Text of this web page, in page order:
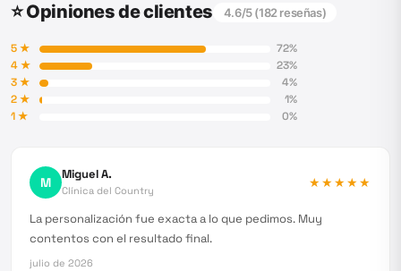
⭐ Opiniones de clientes 4.6/5 (182 reseñas)
5★ 72%
4★ 23%
3★ 4%
2★ 1%
1★ 0%
M Miguel A.
Clínica del Country
★★★★★
La personalización fue exacta a lo que pedimos. Muy
contentos con el resultado final.
julio de 2026